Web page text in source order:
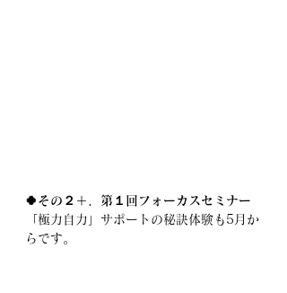
🍀その２＋．第１回フォーカスセミナー
「極力自力」サポートの秘訣体験も5月か
らです。